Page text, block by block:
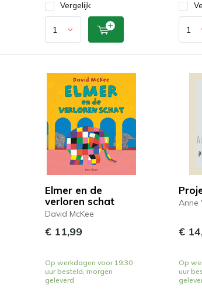
Vergelijk
Elmer en de
verloren schat
David McKee
€ 11,99
Op werkdagen voor 19:30
uur besteld, morgen
geleverd
Anne
€
Op
uur